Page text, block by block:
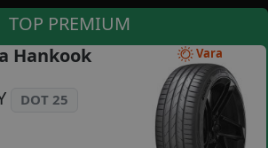
- COLABORARE COMPANII
(
0 PRODUSE
TOP PREMIUM
Vara
Hankook
DOT 25